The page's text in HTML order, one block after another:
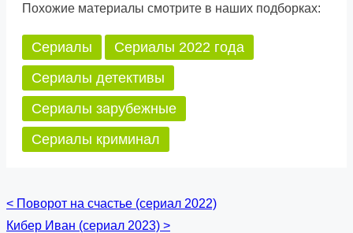
Похожие материалы смотрите в наших подборках:
Сериалы
Сериалы 2022 года
Сериалы детективы
Сериалы зарубежные
Сериалы криминал
Posts
< Поворот на счастье (сериал 2022)
Кибер Иван (сериал 2023) >